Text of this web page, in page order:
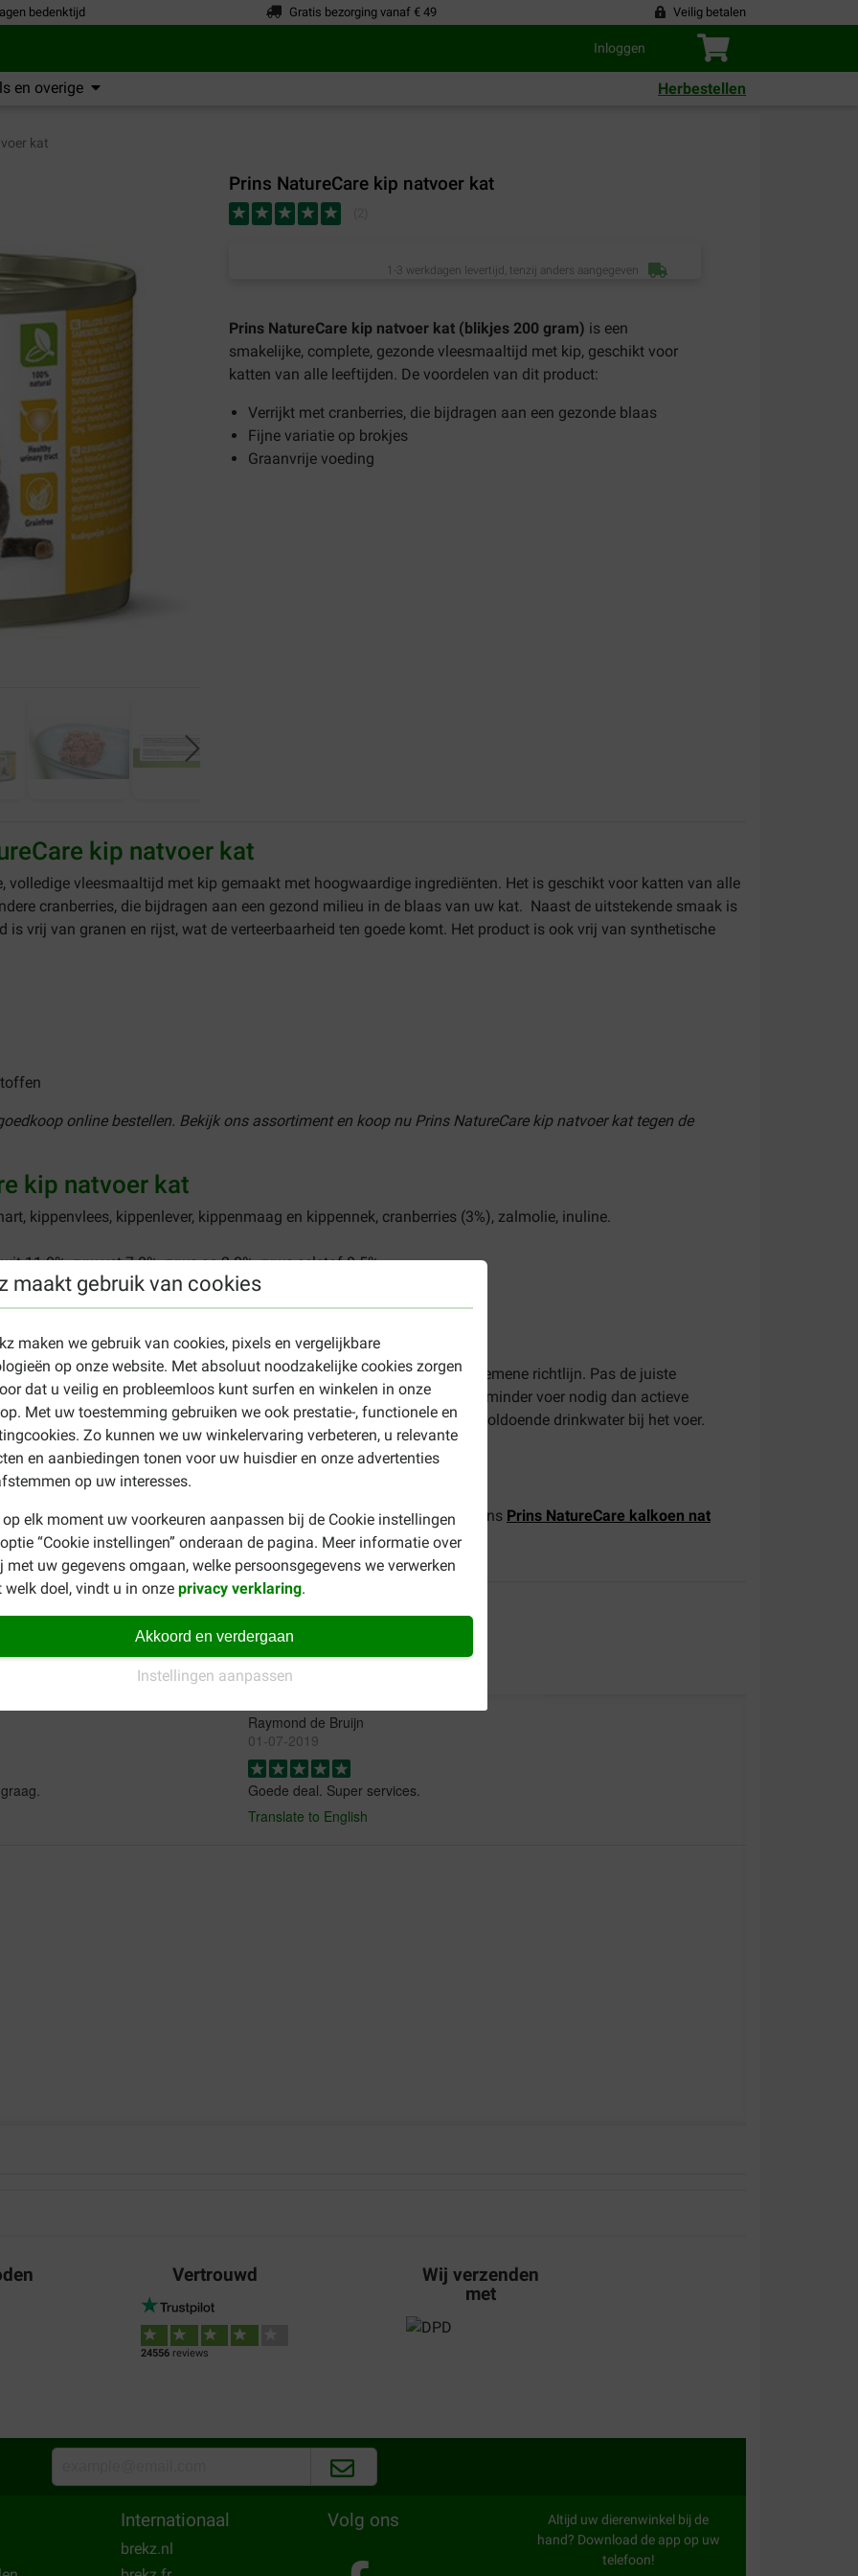
bedenktijd Gratis bezorging vanaf € 49 Veilig betalen
Inloggen
en overige Herbestellen
maakt gebruik van cookies
maken we gebruik van cookies, pixels en vergelijkbare
op onze website. Met absoluut noodzakelijke cookies zorgen
dat u veilig en probleemloos kunt surfen en winkelen in onze
Met uw toestemming gebruiken we ook prestatie-, functionele en
Zo kunnen we uw winkelervaring verbeteren, u relevante
en aanbiedingen tonen voor uw huisdier en onze advertenties
op uw interesses.
op elk moment uw voorkeuren aanpassen bij de Cookie instellingen
“Cookie instellingen” onderaan de pagina. Meer informatie over
met uw gegevens omgaan, welke persoonsgegevens we verwerken
welk doel, vindt u in onze privacy verklaring.
Akkoord en verdergaan
Instellingen aanpassen
kat
Prins NatureCare kip natvoer kat
1-3 werkdagen levertijd, tenzij anders aangegeven
Prins NatureCare kip natvoer kat (blikjes 200 gram) is een
smakelijke, complete, gezonde vleesmaaltijd met kip, geschikt voor
katten van alle leeftijden. De voordelen van dit product:
Verrijkt met cranberries, die bijdragen aan een gezonde blaas
Fijne variatie op brokjes
Graanvrije voeding
kip natvoer kat
volledige vleesmaaltijd met kip gemaakt met hoogwaardige ingrediënten. Het is geschikt voor katten van alle
cranberries, die bijdragen aan een gezond milieu in de blaas van uw kat. Naast de uitstekende smaak is
is vrij van granen en rijst, wat de verteerbaarheid ten goede komt. Het product is ook vrij van synthetische
online bestellen. Bekijk ons assortiment en koop nu Prins NatureCare kip natvoer kat tegen de
kip natvoer kat
kippenvlees, kippenlever, kippenmaag en kippennek, cranberries (3%), zalmolie, inuline.
11.0%, ruw vet 7.0%, ruwe as 2.0%, ruwe celstof 0.5%
0.26%.
kip natvoer kat
een kat van 4 kg is dit 1 blikje per dag. Dit voedingsadvies is een algemene richtlijn. Pas de juiste
en gezondheid van uw huisdier. Niet-actieve huisdieren hebben minder voer nodig dan actieve
over minstens twee maaltijden te verdelen. Zorg altijd voor voldoende drinkwater bij het voer.
bijvoorbeeld een natvoer van Prins met kalkoen? Kijk dan eens bij ons Prins NatureCare kalkoen nat
de pagina met alle Prins natvoer.
Raymond de Bruijn
01-07-2019
Goede deal. Super services.
Translate to English
Vertrouwd
24556reviews
Wij verzenden
met
Internationaal
brekz.nl
Volg ons
Altijd uw dierenwinkel bij de
hand? Download de app op uw
telefoon!